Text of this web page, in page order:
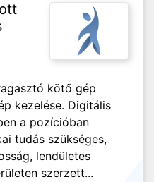
kötő gép
kezelése. Digitális
a pozícióban
tudás szükséges,
lendületes
szerzett...